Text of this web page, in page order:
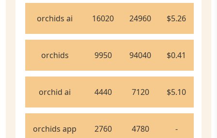
orchids ai 16020 24960 $5.26
orchids 9950 94040 $0.41
orchid ai 4440 7120 $5.10
orchids app 2760 4780 -